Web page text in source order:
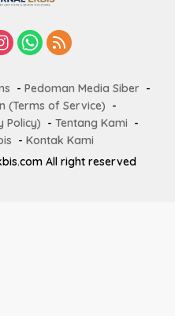
Pedoman Media Siber
(Terms of Service)
Policy)
Tentang Kami
Kontak Kami
All right reserved